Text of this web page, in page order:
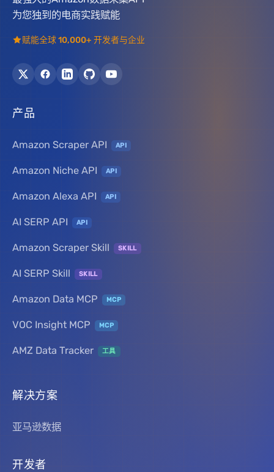
为您独到的电商实践赋能
赋能全球 10,000+ 开发者与企业
产品
Amazon Scraper API API
Amazon Niche API API
Amazon Alexa API API
AI SERP API API
Amazon Scraper Skill SKILL
AI SERP Skill SKILL
Amazon Data MCP MCP
VOC Insight MCP MCP
AMZ Data Tracker 工具
解决方案
亚马逊数据
开发者